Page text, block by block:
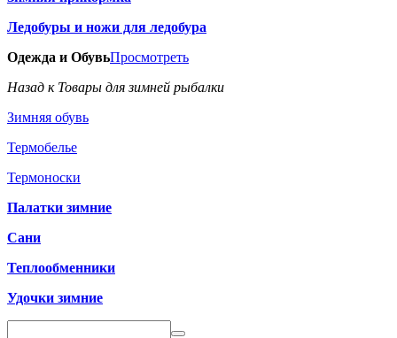
Ледобуры и ножи для ледобура
Одежда и ОбувьПросмотреть
Назад к Товары для зимней рыбалки
Зимняя обувь
Термобелье
Термоноски
Палатки зимние
Сани
Теплообменники
Удочки зимние